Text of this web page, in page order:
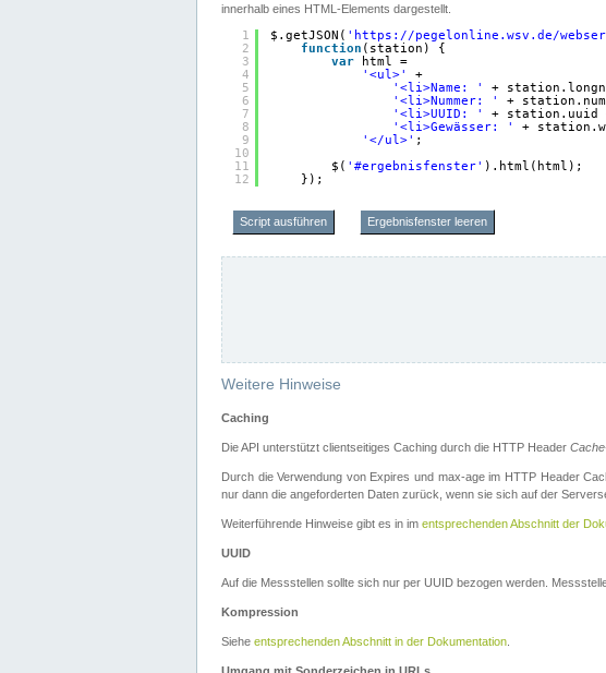
innerhalb eines HTML-Elements dargestellt.
1
2
3
4
5
6
7
8
9
10
11
12
$.getJSON( ' https://pegelonline.wsv.de/
function (station) {
var
html =
'<ul>'
+
'<li>Name: '
+
'<li>Nummer: '
+
'<li>UUID: '
+ station.uuid
'<li>Gewässer: '
+
'</ul>' ;
$( '#ergebnisfenster' ).html(html);
});
Script ausführen Ergebnisfenster leeren
Weitere Hinweise
Caching
Die API unterstützt clientseitiges Caching durch die HTTP Header
Durch die Verwendung von Expires und max-age im HTTP Header
nur dann die angeforderten Daten zurück, wenn sie sich auf der
Weiterführende Hinweise gibt es in im entsprechenden Abschnitt der
UUID
Auf die Messstellen sollte sich nur per UUID bezogen werden.
Kompression
Siehe entsprechenden Abschnitt in der Dokumentation.